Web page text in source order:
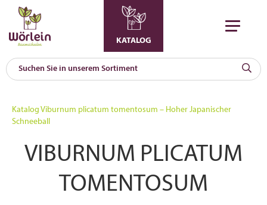
KATALOG
Katalog Viburnum plicatum tomentosum – Hoher Japanischer
Schneeball
VIBURNUM PLICATUM
TOMENTOSUM